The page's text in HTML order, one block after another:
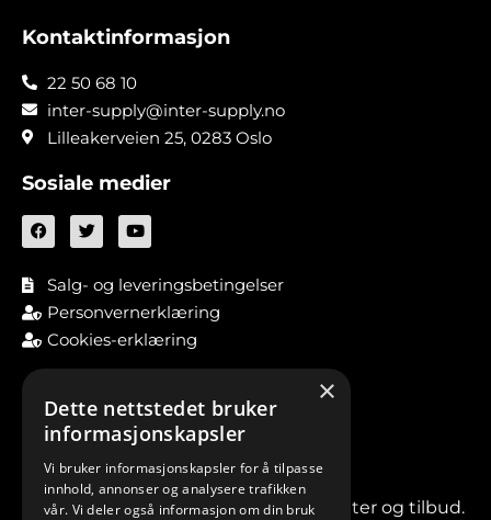
Kontaktinformasjon
22 50 68 10
inter-supply@inter-supply.no
Lilleakerveien 25, 0283 Oslo
Sosiale medier
Salg- og leveringsbetingelser
Personvernerklæring
Cookies-erklæring
Meld deg på vårt nyhetsbrev for nyheter og tilbud.
×
Dette nettstedet bruker
informasjonskapsler
Vi bruker informasjonskapsler for å tilpasse
innhold, annonser og analysere trafikken
vår. Vi deler også informasjon om din bruk